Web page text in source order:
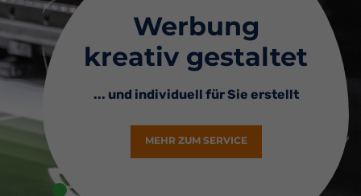
Werbung
kreativ gestaltet
... und individuell für Sie erstellt
MEHR ZUM SERVICE